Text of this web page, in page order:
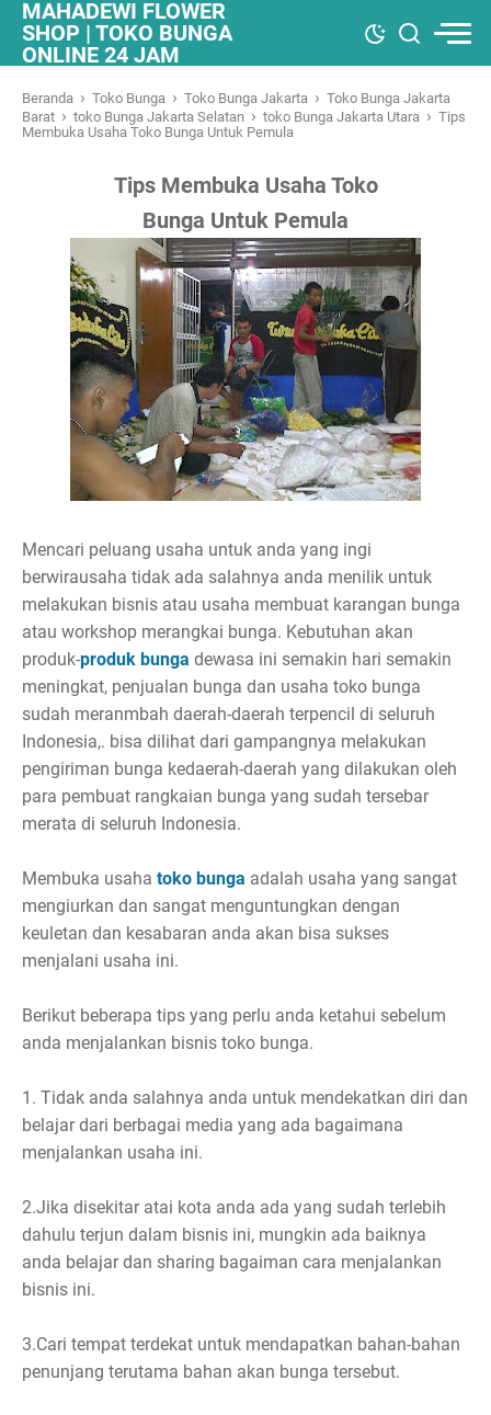
MAHADEWI FLOWER
SHOP | TOKO BUNGA
ONLINE 24 JAM
Beranda › Toko Bunga › Toko Bunga Jakarta › Toko Bunga Jakarta
Barat › toko Bunga Jakarta Selatan › toko Bunga Jakarta Utara › Tips
Membuka Usaha Toko Bunga Untuk Pemula
Tips Membuka Usaha Toko
Bunga Untuk Pemula
Mencari peluang usaha untuk anda yang ingi
berwirausaha tidak ada salahnya anda menilik untuk
melakukan bisnis atau usaha membuat karangan bunga
atau workshop merangkai bunga. Kebutuhan akan
produk-produk bunga dewasa ini semakin hari semakin
meningkat, penjualan bunga dan usaha toko bunga
sudah meranmbah daerah-daerah terpencil di seluruh
Indonesia,. bisa dilihat dari gampangnya melakukan
pengiriman bunga kedaerah-daerah yang dilakukan oleh
para pembuat rangkaian bunga yang sudah tersebar
merata di seluruh Indonesia.
Membuka usaha toko bunga adalah usaha yang sangat
mengiurkan dan sangat menguntungkan dengan
keuletan dan kesabaran anda akan bisa sukses
menjalani usaha ini.
Berikut beberapa tips yang perlu anda ketahui sebelum
anda menjalankan bisnis toko bunga.
1. Tidak anda salahnya anda untuk mendekatkan diri dan
belajar dari berbagai media yang ada bagaimana
menjalankan usaha ini.
2.Jika disekitar atai kota anda ada yang sudah terlebih
dahulu terjun dalam bisnis ini, mungkin ada baiknya
anda belajar dan sharing bagaiman cara menjalankan
bisnis ini.
3.Cari tempat terdekat untuk mendapatkan bahan-bahan
penunjang terutama bahan akan bunga tersebut.